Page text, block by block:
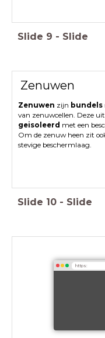
Slide 9 - Slide
Zenuwen
Zenuwen zijn bundels
van zenuwcellen. Deze
geisoleerd met een
Om de zenuw heen zit
stevige beschermlaag.
Slide 10 - Slide
https: